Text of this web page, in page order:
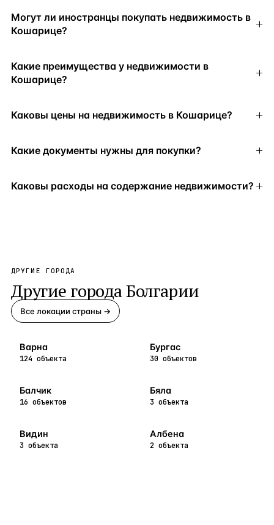
Могут ли иностранцы покупать недвижимость в
Кошарице?
Какие преимущества у недвижимости в
Кошарице?
Каковы цены на недвижимость в Кошарице?
Какие документы нужны для покупки?
Каковы расходы на содержание недвижимости?
ДРУГИЕ ГОРОДА
Другие городаБолгарии
Все локации страны →
Варна
124 объекта
Бургас
30 объектов
Балчик
16 объектов
Бяла
3 объекта
Видин
3 объекта
Албена
2 объекта